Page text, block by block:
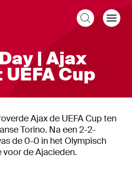
| Ajax
Cup
Ajax de UEFA Cup ten
Torino. Na een 2-2-
de 0-0 in het Olympisch
de Ajacieden.